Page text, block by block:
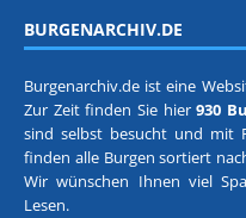
BURGENARCHIV.DE
Burgenarchiv.de ist eine
Zur Zeit finden Sie hier930
sind selbst besucht und mit
finden alle Burgen sortiert
Wir wünschen Ihnen viel
Lesen.